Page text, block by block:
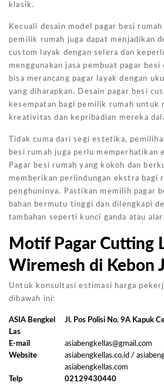
klasik.
Kecuali desain model pagar besi rumah
pemilik rumah juga dapat menjadikan
custom layak dengan selera dan
menggunakan jasa pembuat pagar
bisa merancang pagar layak dengan
yang diharapkan. Desain pagar besi
kesempatan bagi pemilik rumah untuk
kreativitas dan kepribadian mereka
Tidak cuma dari segi estetika,
besi rumah juga perlu memperhatikan
Pagar besi rumah yang kokoh dan
memberikan perlindungan ekstra bagi
penghuninya. Pastikan memilih pagar
bahan bermutu tinggi dan dilengkapi
tambahan seperti kunci ganda atau
Motif Pagar Cutting
Wiremesh di Kebon
Untuk konsultasi estimasi harga
dibawah ini:
ASIA Bengkel
Las
Jl. Pos Polisi No. 9A Kapuk
E-mail
asiabengkellas@gmail.com
Website
asiabengkellas.co.id /
asiabengkellas.com
Telp
02129430440